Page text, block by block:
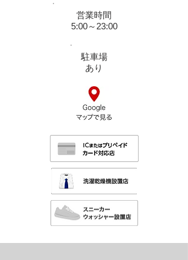
営業時間
5:00～23:00
駐車場
​あり